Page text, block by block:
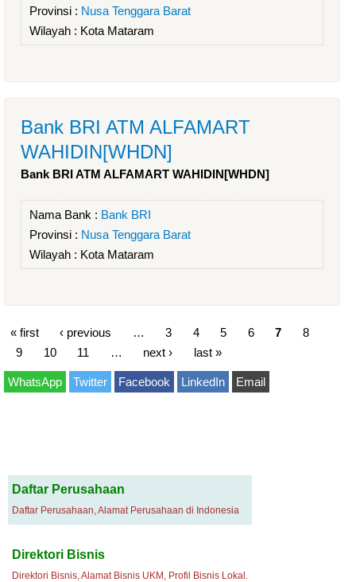
Provinsi : Nusa Tenggara Barat
Wilayah : Kota Mataram
Bank BRI ATM ALFAMART
WAHIDIN[WHDN]
Bank BRI ATM ALFAMART WAHIDIN[WHDN]
Nama Bank : Bank BRI
Provinsi : Nusa Tenggara Barat
Wilayah : Kota Mataram
« first ‹ previous 3 4 5 6 7
8
9
10 11 next › last »
WhatsApp Twitter Facebook LinkedIn Email
Daftar Perusahaan
Daftar Perusahaan, Alamat Perusahaan di Indonesia
Direktori Bisnis
Direktori Bisnis, Alamat Bisnis UKM, Profil Bisnis Lokal.